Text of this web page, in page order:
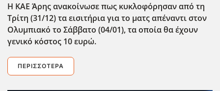
Η ΚΑΕ Άρης ανακοίνωσε πως κυκλοφόρησαν από τη
Τρίτη (31/12) τα εισιτήρια για το ματς απέναντι στον
Ολυμπιακό το Σάββατο (04/01), τα οποία θα έχουν
γενικό κόστος 10 ευρώ.
ΠΕΡΙΣΣΌΤΕΡΑ